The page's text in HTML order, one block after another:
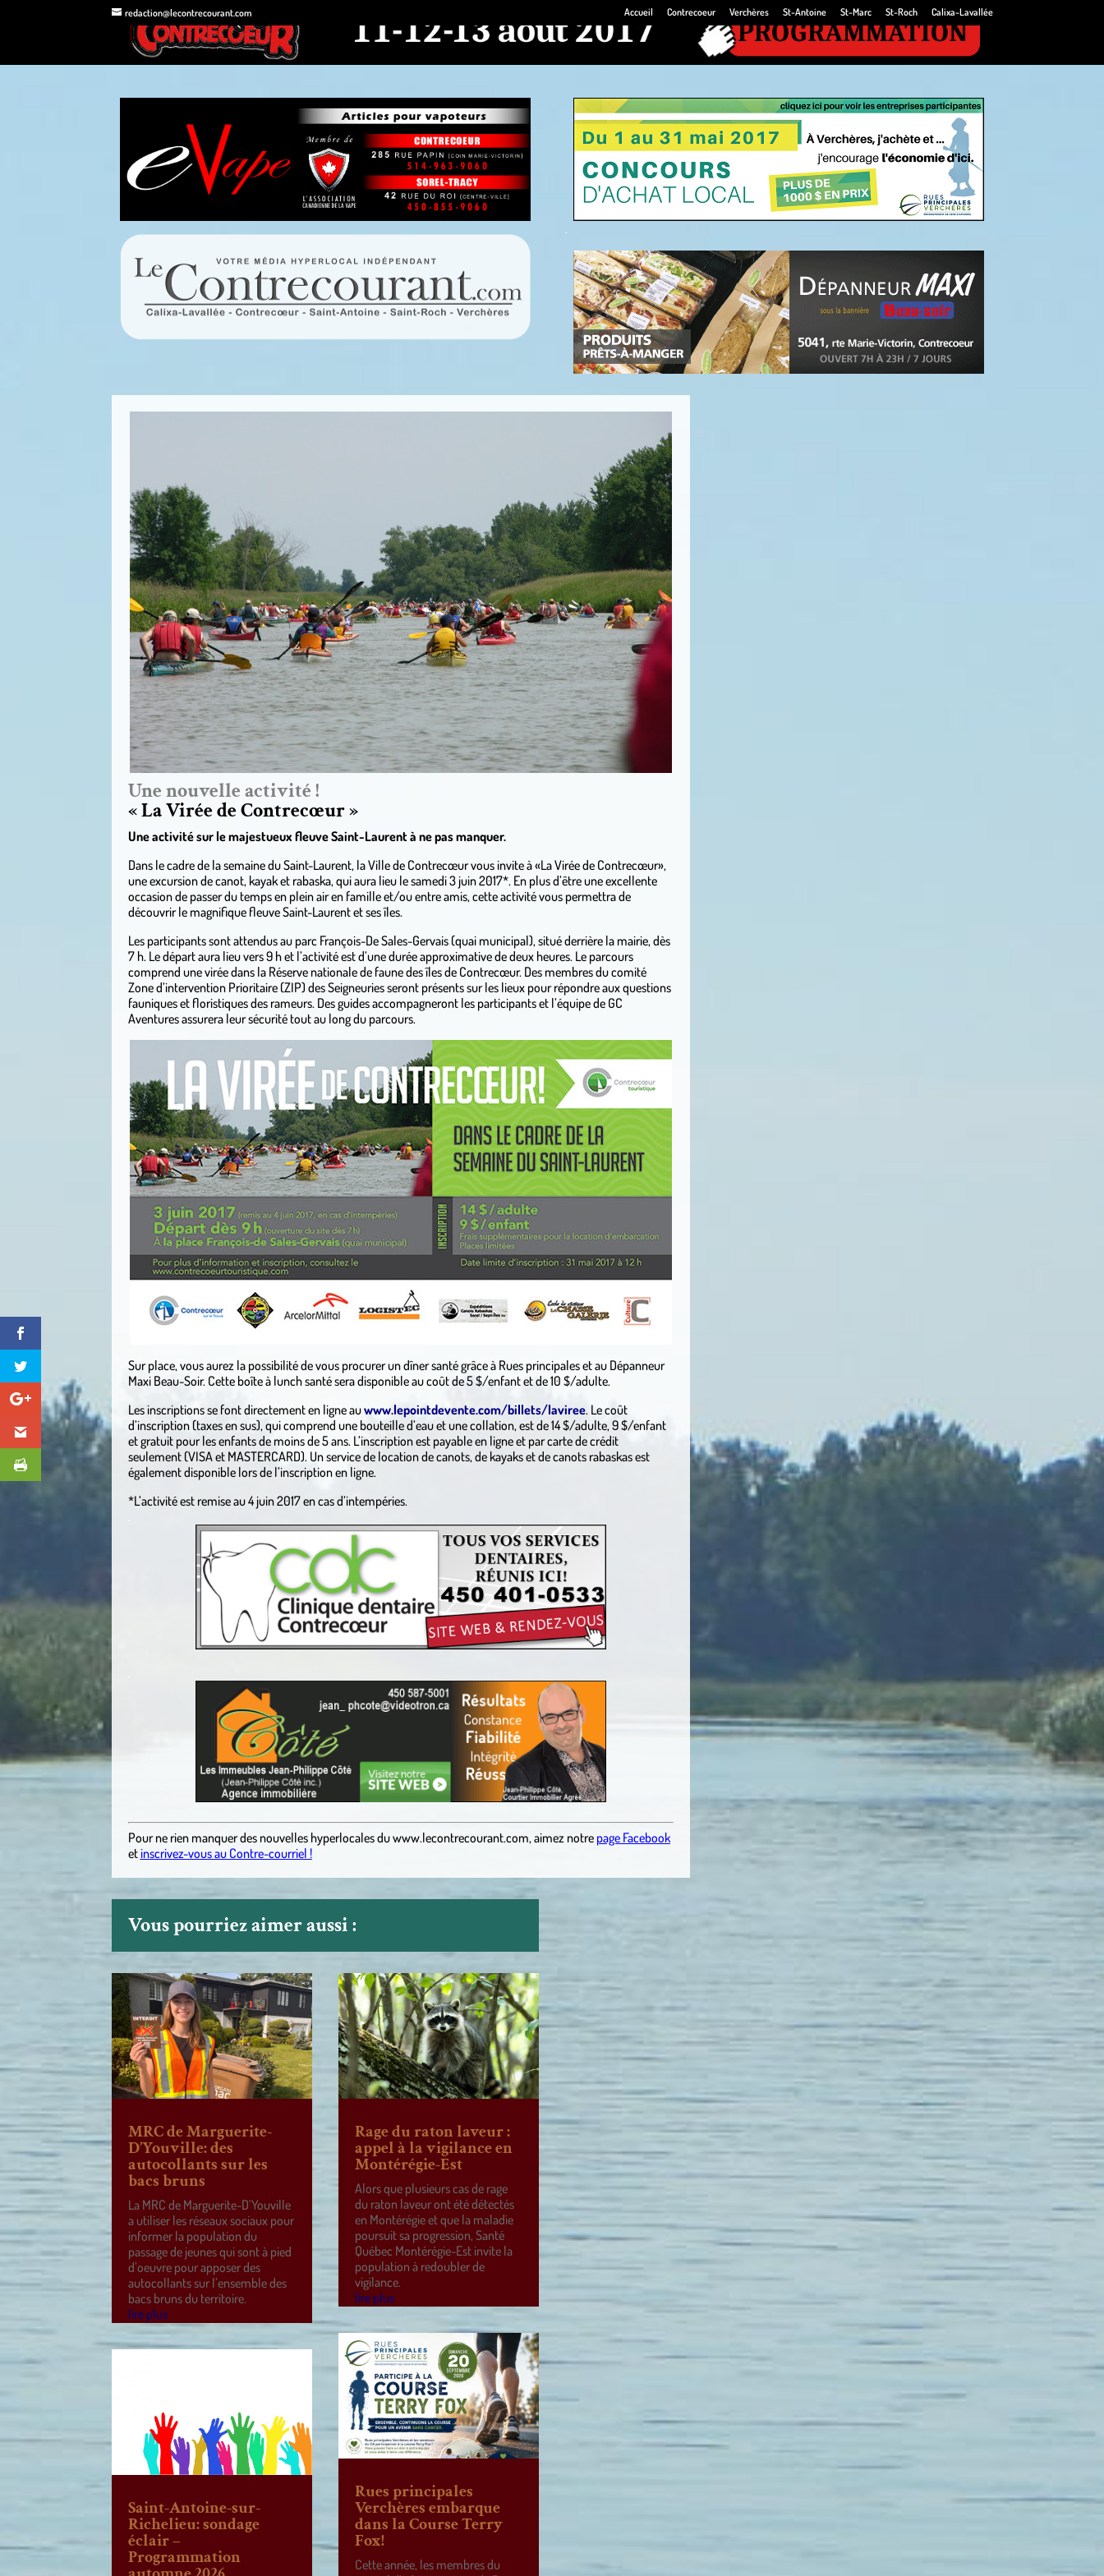
redaction@lecontrecourant.com Accueil Contrecoeur Verchères St-Antoine St-Marc St-Roch Calixa-Lavallée
.
Une nouvelle activité !
« La Virée de Contrecœur »
Une activité sur le majestueux fleuve Saint-Laurent à ne pas manquer.
Dans le cadre de la semaine du Saint-Laurent, la Ville de Contrecœur vous invite à «La Virée de Contrecœur»,
une excursion de canot, kayak et rabaska, qui aura lieu le samedi 3 juin 2017*. En plus d’être une excellente
occasion de passer du temps en plein air en famille et/ou entre amis, cette activité vous permettra de
découvrir le magnifique fleuve Saint-Laurent et ses îles.
Les participants sont attendus au parc François-De Sales-Gervais (quai municipal), situé derrière la mairie, dès
7 h. Le départ aura lieu vers 9 h et l’activité est d’une durée approximative de deux heures. Le parcours
comprend une virée dans la Réserve nationale de faune des îles de Contrecœur. Des membres du comité
Zone d’intervention Prioritaire (ZIP) des Seigneuries seront présents sur les lieux pour répondre aux questions
fauniques et floristiques des rameurs. Des guides accompagneront les participants et l’équipe de GC
Aventures assurera leur sécurité tout au long du parcours.
Sur place, vous aurez la possibilité de vous procurer un dîner santé grâce à Rues principales et au Dépanneur
Maxi Beau-Soir. Cette boîte à lunch santé sera disponibleau coût de 5 $/enfant et de 10 $/adulte.
Les inscriptions se font directement en ligne auwww.lepointdevente.com/billets/laviree. Le coût
d’inscription (taxes en sus), qui comprend une bouteille d’eau et une collation, est de 14 $/adulte, 9 $/enfant
et gratuit pour les enfants de moins de 5 ans. L’inscription est payable en ligne et par carte de crédit
seulement (VISA et MASTERCARD). Un service de location de canots, de kayaks et de canots rabaskas est
également disponible lors de l’inscription en ligne.
*L’activité est remise au 4 juin 2017 en cas d’intempéries.
Pour ne rien manquer des nouvelles hyperlocalesduwww.lecontrecourant.com,aimez notre page Facebook
etinscrivez-vous au Contre-courriel !
Vous pourriez aimer aussi :
MRC de Marguerite-
D’Youville: des
autocollants sur les
bacs bruns
La MRC de Marguerite-D’Youville
a utiliser les réseaux sociaux pour
informer la population du
passage de jeunes qui sont à pied
d’oeuvre pour apposer des
autocollants sur l’ensemble des
bacs bruns du territoire.
lire plus
Saint-Antoine-sur-
Richelieu: sondage
éclair –
Programmation
Rage du raton laveur :
appel à la vigilance en
Montérégie-Est
Alors que plusieurs cas de rage
du raton laveur ont été détectés
en Montérégie et que la maladie
poursuit sa progression, Santé
Québec Montérégie-Est invite la
population à redoubler de
vigilance.
lire plus
Rues principales
Verchères embarque
dans la Course Terry
Fox!
Cette année, les membres du